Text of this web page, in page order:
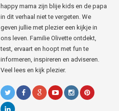
happy mama zijn blije kids en de papa
in dit verhaal niet te vergeten. We
geven jullie met plezier een kijkje in
ons leven. Familie Olivette ontdekt,
test, ervaart en hoopt met fun te
informeren, inspireren en adviseren.
Veel lees en kijk plezier.